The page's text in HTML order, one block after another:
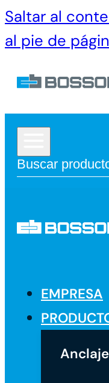
Saltar al
al pie de
EMPRESA